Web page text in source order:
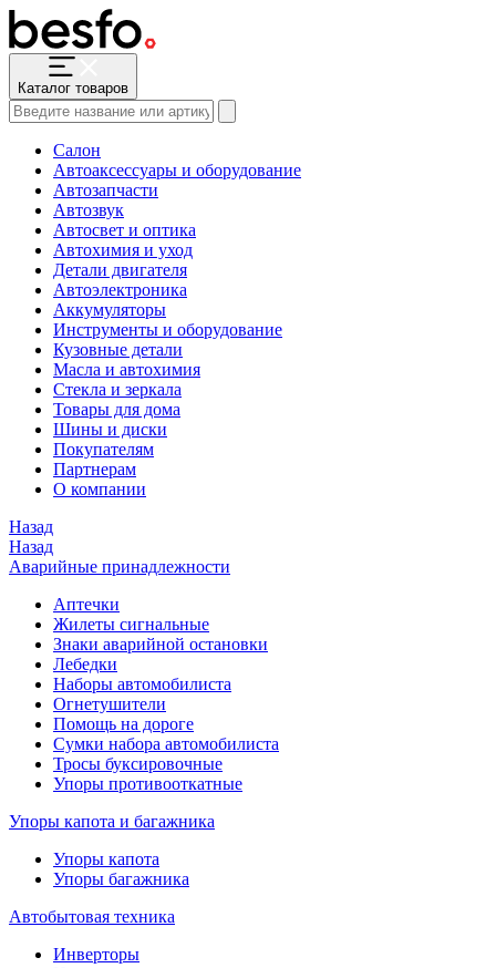
Каталог товаров
Салон
Автоаксессуары и оборудование
Автозапчасти
Автозвук
Автосвет и оптика
Автохимия и уход
Детали двигателя
Автоэлектроника
Аккумуляторы
Инструменты и оборудование
Кузовные детали
Масла и автохимия
Стекла и зеркала
Товары для дома
Шины и диски
Покупателям
Партнерам
О компании
Назад
Назад
Аварийные принадлежности
Аптечки
Жилеты сигнальные
Знаки аварийной остановки
Лебедки
Наборы автомобилиста
Огнетушители
Помощь на дороге
Сумки набора автомобилиста
Тросы буксировочные
Упоры противооткатные
Упоры капота и багажника
Упоры капота
Упоры багажника
Автобытовая техника
Инверторы